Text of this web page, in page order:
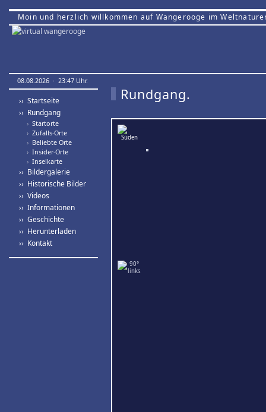
Moin und herzlich willkommen auf Wangerooge im
08.08.2026 · 23:47 Uhr.
›› Startseite
›› Rundgang
› Startorte
› Zufalls-Orte
› Beliebte Orte
› Insider-Orte
› Inselkarte
›› Bildergalerie
›› Historische Bilder
›› Videos
›› Informationen
›› Geschichte
›› Herunterladen
›› Kontakt
Rundgang.